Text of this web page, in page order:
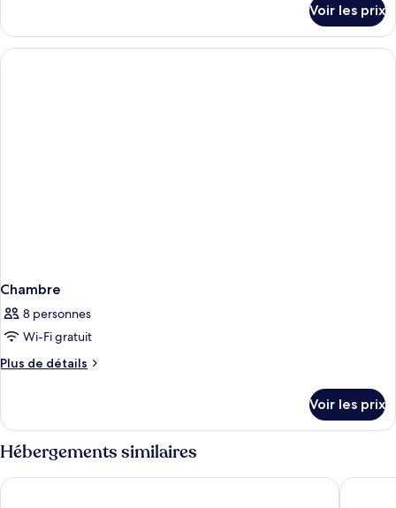
le
type
de
Voir les prix
Chambre
8 personnes
Wi-Fi gratuit
Plus de détails
Plus
le
type
de
Chambre
Voir les prix
Hébergements similaires
Bahia Principe Escape Ambar - Hyatt Inclusive Collection -
Bahia